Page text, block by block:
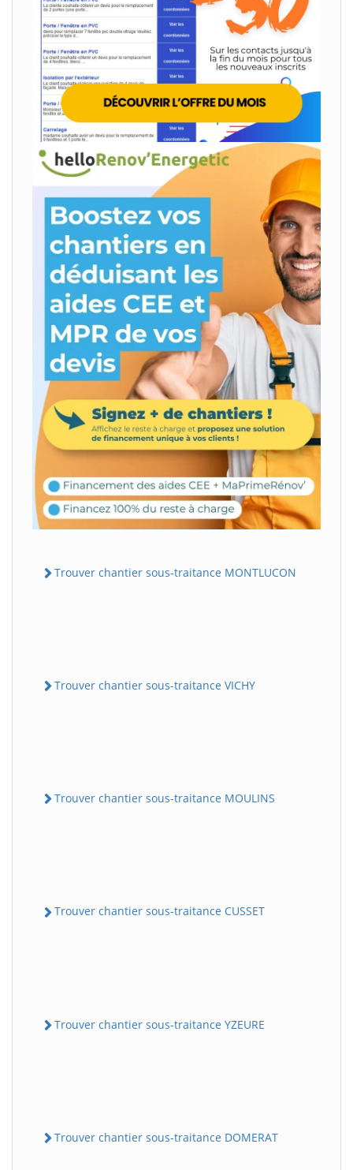
Trouver chantier sous-traitance MONTLUCON
Trouver chantier sous-traitance VICHY
Trouver chantier sous-traitance MOULINS
Trouver chantier sous-traitance CUSSET
Trouver chantier sous-traitance YZEURE
Trouver chantier sous-traitance DOMERAT